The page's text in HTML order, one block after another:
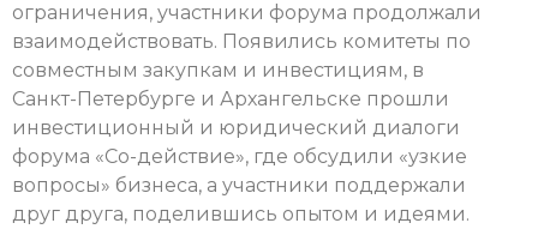
ограничения, участники форума продолжали
взаимодействовать. Появились комитеты по
совместным закупкам и инвестициям, в
Санкт-Петербурге и Архангельске прошли
инвестиционный и юридический диалоги
форума «Со-действие», где обсудили «узкие
вопросы» бизнеса, а участники поддержали
друг друга, поделившись опытом и идеями.